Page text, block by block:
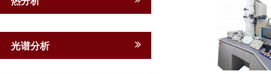
光谱分析